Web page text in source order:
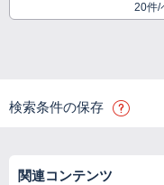
20件/
検索条件の保存
関連コンテンツ